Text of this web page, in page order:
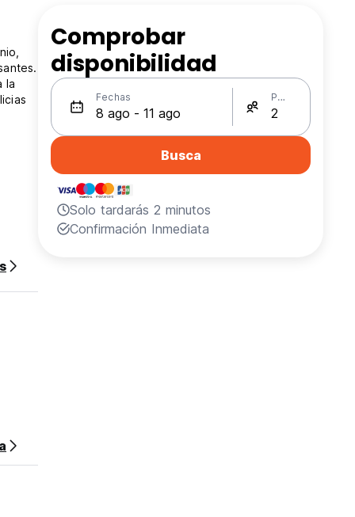
la
Comprobar
disponibilidad
Fechas Personas
Busca
Solo tardarás 2 minutos
Confirmación Inmediata